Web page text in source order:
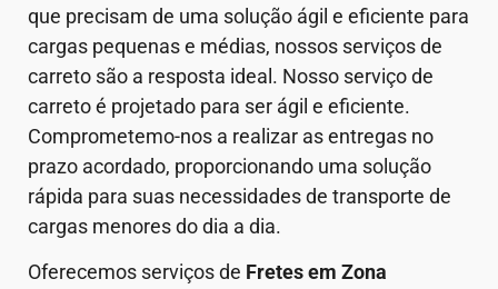
que precisam de uma solução ágil e eficiente para
cargas pequenas e médias, nossos serviços de
carreto são a resposta ideal. Nosso serviço de
carreto é projetado para ser ágil e eficiente.
Comprometemo-nos a realizar as entregas no
prazo acordado, proporcionando uma solução
rápida para suas necessidades de transporte de
cargas menores do dia a dia.
Oferecemos serviços de Fretes em Zona